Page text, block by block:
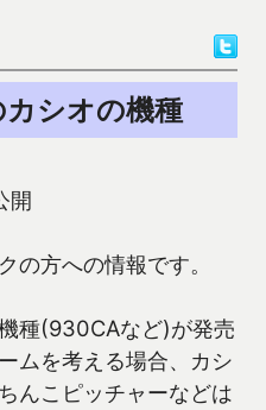
シオの機種
開
の方への情報です。
種(930CAなど)が発売
ムを考える場合、カシ
んこピッチャーなどは